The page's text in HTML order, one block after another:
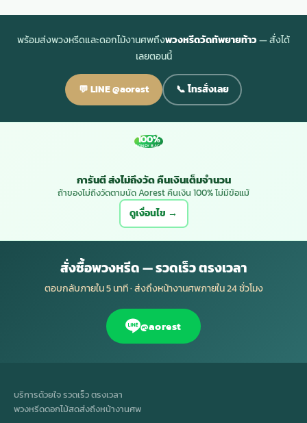
พร้อมส่งพวงหรีดและดอกไม้งานศพถึงพวงหรีดวัดทัพยายท้าว— สั่งได้
เลยตอนนี้
💬 LINE @aorest 📞 โทรสั่งเลย
100%
MONEY BACK
การันตี ส่งไม่ถึงวัด คืนเงินเต็มจำนวน
ถ้าของไม่ถึงวัดตามนัด Aorest คืนเงิน 100% ไม่มีข้อแม้
ดูเงื่อนไข →
สั่งซื้อพวงหรีด — รวดเร็ว ตรงเวลา
ตอบกลับภายใน 5 นาที · ส่งถึงหน้างานศพภายใน 24 ชั่วโมง
@aorest
บริการด้วยใจ รวดเร็ว ตรงเวลา
พวงหรีดดอกไม้สดส่งถึงหน้างานศพ